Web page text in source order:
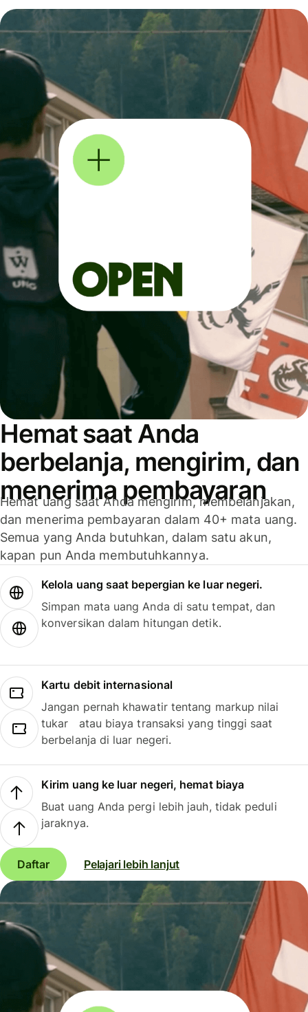
Hemat saat Anda
berbelanja, mengirim, dan
menerima pembayaran
Hemat uang saat Anda mengirim, membelanjakan,
dan menerima pembayaran dalam 40+ mata uang.
Semua yang Anda butuhkan, dalam satu akun,
kapan pun Anda membutuhkannya.
Kelola uang saat bepergian ke luar negeri.
Simpan mata uang Anda di satu tempat, dan
konversikan dalam hitungan detik.
Kartu debit internasional
Jangan pernah khawatir tentang markup nilai
tukar atau biaya transaksi yang tinggi saat
berbelanja di luar negeri.
Kirim uang ke luar negeri, hemat biaya
Buat uang Anda pergi lebih jauh, tidak peduli
jaraknya.
Daftar Pelajari lebih lanjut